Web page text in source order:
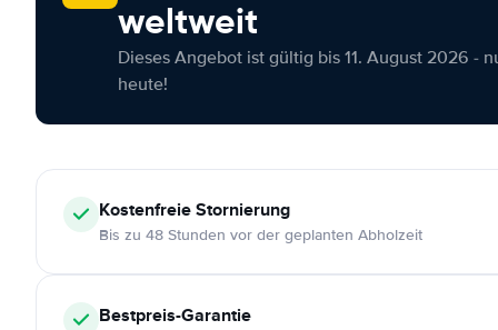
weltweit
Dieses Angebot ist gültig bis 11. August 2026 -
heute!
KostenfreieStornierung
Bis zu 48 Stunden vor der geplanten Abholzeit
Bestpreis-Garantie